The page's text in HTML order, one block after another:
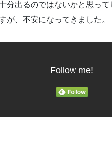
分出るのではないかと思って
が、不安になってきました。
Follow me!